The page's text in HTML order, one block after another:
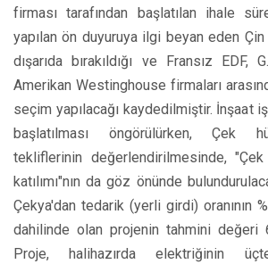
firması tarafından başlatılan ihale
yapılan ön duyuruya ilgi beyan eden Çin
dışarıda bırakıldığı ve Fransız
Amerikan Westinghouse firmaları
seçim yapılacağı kaydedilmiştir. İnşaat
başlatılması öngörülürken, Çek
tekliflerinin değerlendirilmesinde, "Çek
katılımı"nın da göz önünde
Çekya'dan tedarik (yerli girdi) oranının
dahilinde olan projenin tahmini değeri
Proje, halihazırda elektriğinin